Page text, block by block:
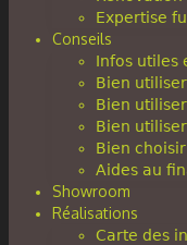
Expertise
Conseils
Infos utiles
Bien
Bien
Bien utiliser
Bien
Aides au
Showroom
Réalisations
Carte des